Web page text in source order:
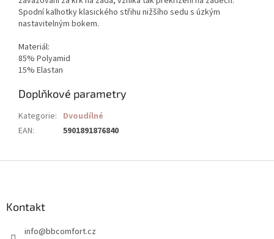
Spodní kalhotky klasického střihu nižšího sedu s úzkým
nastavitelným bokem.
Materiál:
85% Polyamid
15% Elastan
Doplňkové parametry
Kategorie: Dvoudílné
EAN: 5901891876840
Kontakt
info@bbcomfort.cz